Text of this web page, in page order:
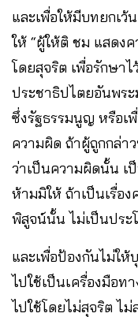
และเพื่อให้มีบทยกเ
ให้ “ผู้ให้ติ ชม แสดง
โดยสุจริต เพื่อรักษา
ประชาธิปไตยอันพร
ซึ่งรัฐธรรมนูญ หรือเ
ความผิด ถ้าผู้ถูกกล่า
ว่าเป็นความผิดนั้น เ
ห้ามมิให้ ถ้าเป็นเรื่อ
พิสูจน์นั้น ไม่เป็นประ
และเพื่อป้องกันไม่ใ
ไปใช้เป็นเครื่องมือท
ไปใช้โดยไม่สุจริต ไ